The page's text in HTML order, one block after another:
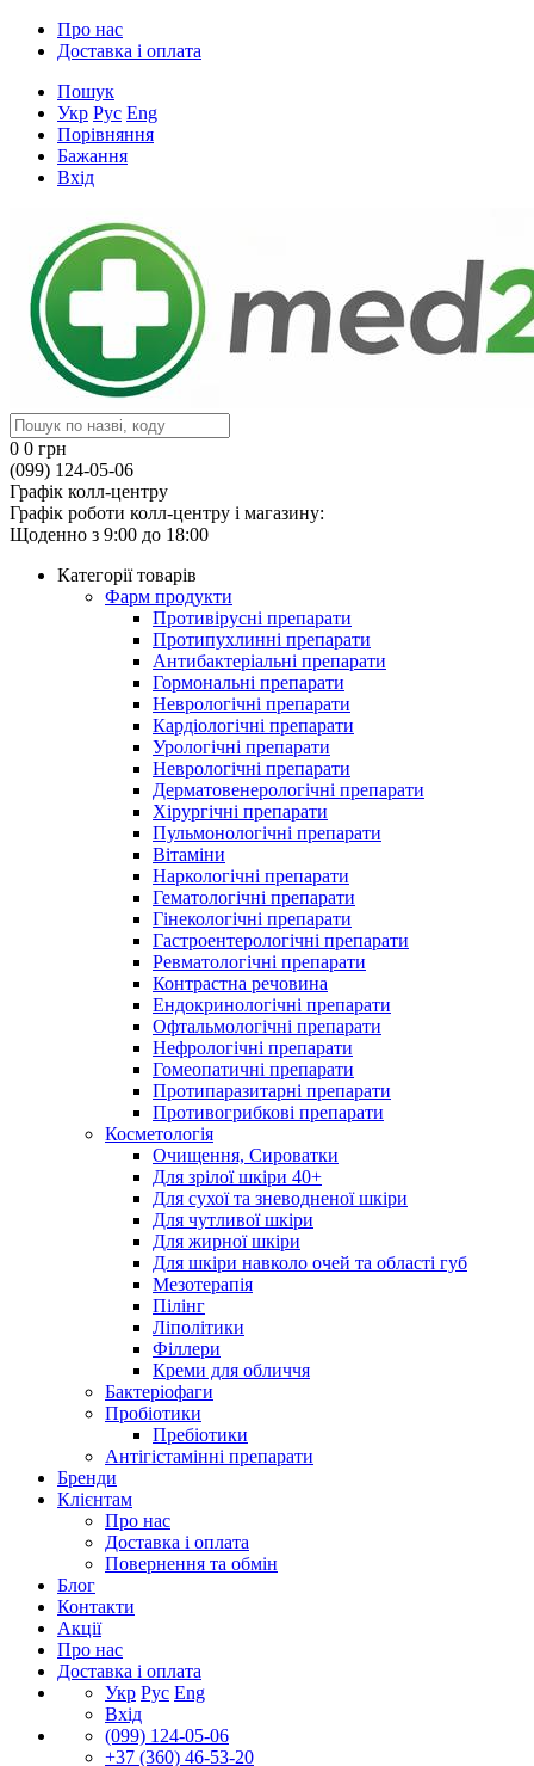
Про нас
Доставка і оплата
Пошук
Укр Рус Eng
Порівняння
Бажання
Вхід
0 0 грн
(099) 124-05-06
Графік колл-центру
Графік роботи колл-центру і магазину:
Щоденно з 9:00 до 18:00
Категорії товарів
Фарм продукти
Противірусні препарати
Протипухлинні препарати
Антибактеріальні препарати
Гормональні препарати
Неврологічні препарати
Кардіологічні препарати
Урологічні препарати
Неврологічні препарати
Дерматовенерологічні препарати
Хірургічні препарати
Пульмонологічні препарати
Вітаміни
Наркологічні препарати
Гематологічні препарати
Гінекологічні препарати
Гастроентерологічні препарати
Ревматологічні препарати
Контрастна речовина
Eндокринологічні препарати
Офтальмологічні препарати
Нефрологічні препарати
Гомеопатичні препарати
Протипаразитарні препарати
Противогрибкові препарати
Косметологія
Очищення, Сироватки
Для зрілої шкіри 40+
Для сухої та зневодненої шкіри
Для чутливої шкіри
Для жирної шкіри
Для шкіри навколо очей та області губ
Мезотерапія
Пілінг
Ліполітики
Філлери
Креми для обличчя
Бактеріофаги
Пробіотики
Пребіотики
Антігістамінні препарати
Бренди
Клієнтам
Про нас
Доставка і оплата
Повернення та обмін
Блог
Контакти
Акції
Про нас
Доставка і оплата
Укр Рус Eng
Вхід
(099) 124-05-06
+37 (360) 46-53-20